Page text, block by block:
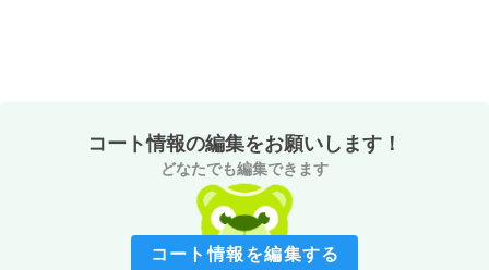
コート情報の編集をお願いします！
どなたでも編集できます
コート情報を編集する